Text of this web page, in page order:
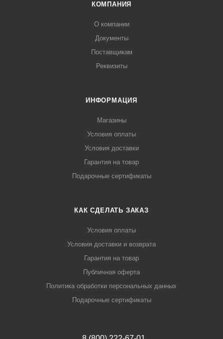
КОМПАНИЯ
О компании
Документы
Поставщикам
Реквизиты
ИНФОРМАЦИЯ
Магазины
Условия оплаты
Условия доставки
Гарантия на товар
Подарочные сертификаты
КАК СДЕЛАТЬ ЗАКАЗ
Условия оплаты
Условия доставки и возврата
Гарантия на товар
Публичная оферта
Политика обработки персональных данных
Подарочные сертификаты